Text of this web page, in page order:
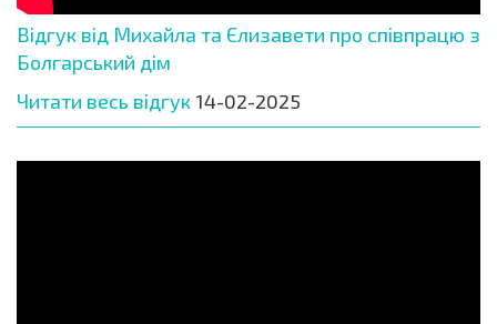
Відгук від Михайла та Єлизавети про співпрацю з
Болгарський дім
Читати весь відгук 14-02-2025